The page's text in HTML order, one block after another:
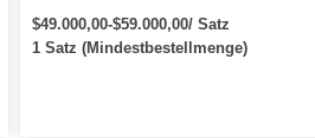
Müsliriegelblech zu verkaufen
$49.000,00-$59.000,00/ Satz
1 Satz (Mindestbestellmenge)